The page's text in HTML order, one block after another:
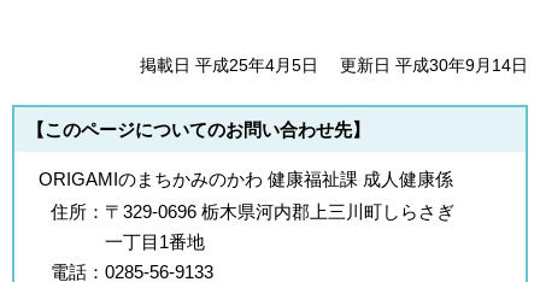
掲載日 平成25年4月5日 更新日 平成30年9月14日
【このページについてのお問い合わせ先】
ORIGAMIのまちかみのかわ 健康福祉課 成人健康係
住所： 〒329-0696 栃木県河内郡上三川町しらさぎ
一丁目1番地
電話： 0285-56-9133